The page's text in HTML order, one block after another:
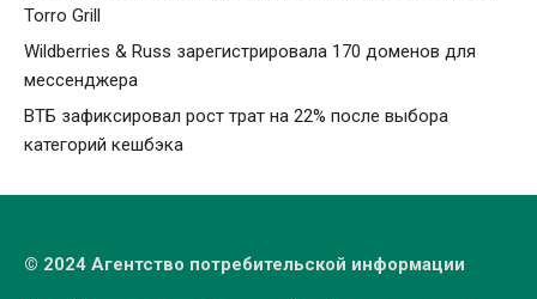
Torro Grill
Wildberries & Russ зарегистрировала 170 доменов для
мессенджера
ВТБ зафиксировал рост трат на 22% после выбора
категорий кешбэка
© 2024 Агентство потребительской информации